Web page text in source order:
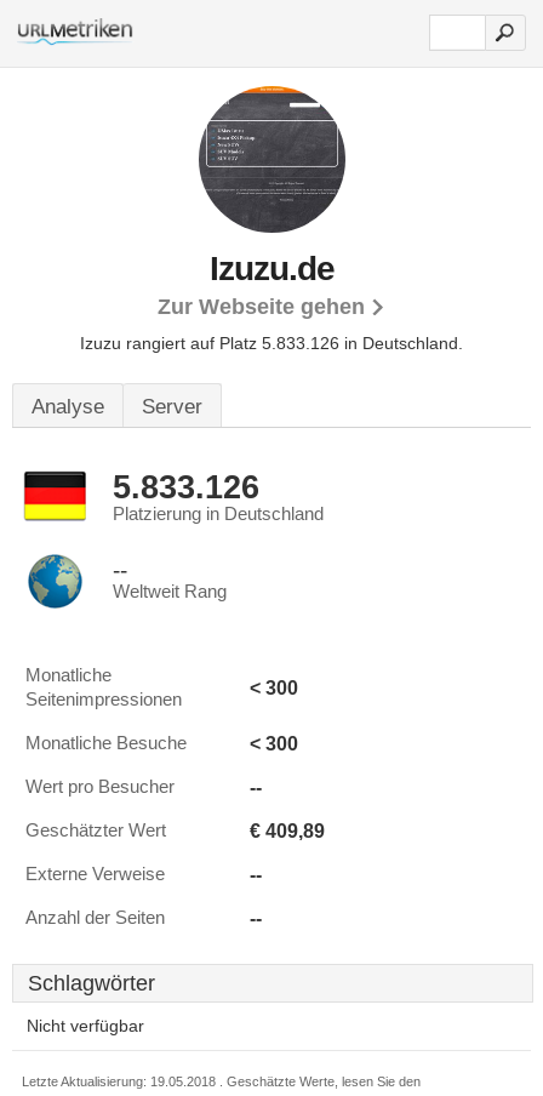
Izuzu.de
Zur Webseite gehen
Izuzu rangiert auf Platz 5.833.126 in Deutschland.
Analyse Server
5.833.126
Platzierung in Deutschland
--
Weltweit Rang
Monatliche
Seitenimpressionen
< 300
Monatliche Besuche < 300
Wert pro Besucher --
Geschätzter Wert € 409,89
Externe Verweise --
Anzahl der Seiten --
Schlagwörter
Nicht verfügbar
Letzte Aktualisierung: 19.05.2018 . Geschätzte Werte, lesen Sie den